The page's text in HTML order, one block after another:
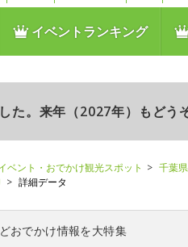
イベントランキング
た。来年（2027年）もどう
ベント・おでかけ観光スポット
千葉
詳細データ
おでかけ情報を大特集